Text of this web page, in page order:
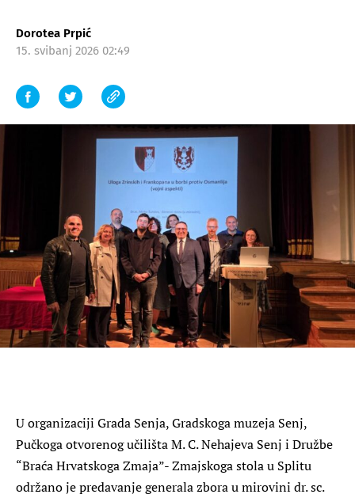
Dorotea Prpić
15. svibanj 2026 02:49
U organizaciji Grada Senja, Gradskoga muzeja Senj,
Pučkoga otvorenog učilišta M. C. Nehajeva Senj i Družbe
“Braća Hrvatskoga Zmaja”- Zmajskoga stola u Splitu
održano je predavanje generala zbora u mirovini dr. sc.